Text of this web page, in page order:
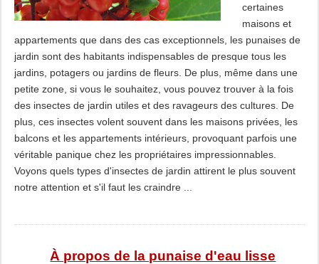
certaines
maisons et
appartements que dans des cas exceptionnels, les punaises de
jardin sont des habitants indispensables de presque tous les
jardins, potagers ou jardins de fleurs. De plus, même dans une
petite zone, si vous le souhaitez, vous pouvez trouver à la fois
des insectes de jardin utiles et des ravageurs des cultures. De
plus, ces insectes volent souvent dans les maisons privées, les
balcons et les appartements intérieurs, provoquant parfois une
véritable panique chez les propriétaires impressionnables.
Voyons quels types d'insectes de jardin attirent le plus souvent
notre attention et s'il faut les craindre ...
À propos de la punaise d'eau lisse